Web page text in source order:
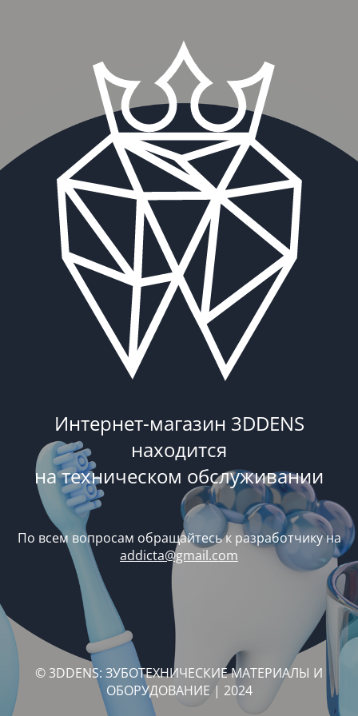
Интернет-магазин 3DDENS
находится
на техническом обслуживании
По всем вопросам обращайтесь к разработчику на
addicta@gmail.com
© 3DDENS: ЗУБОТЕХНИЧЕСКИЕ МАТЕРИАЛЫ И
ОБОРУДОВАНИЕ | 2024